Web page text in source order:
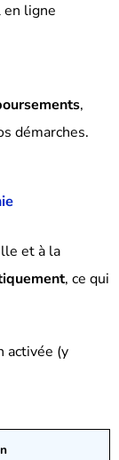
en ligne
,
démarches.
et à la
, ce qui
activée (y